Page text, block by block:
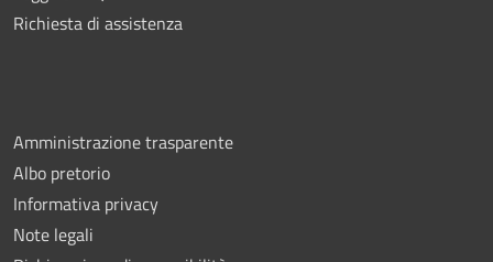
Richiesta di assistenza
Amministrazione trasparente
Albo pretorio
Informativa privacy
Note legali